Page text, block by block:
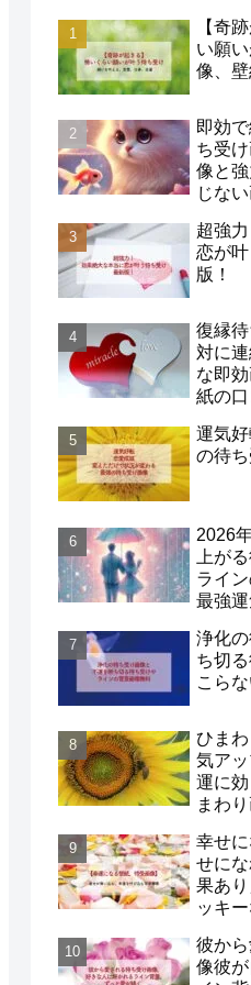
【奇
い願
像、
即効
ち受
像と
じな
超強
恋が
版！
復縁
対に
な即
紙の
運気
の待
2026
上が
ライ
最強
浄化
ち切
こら
ひま
気ア
運に
まわ
幸せ
せに
果あ
ッキ
彼か
像彼